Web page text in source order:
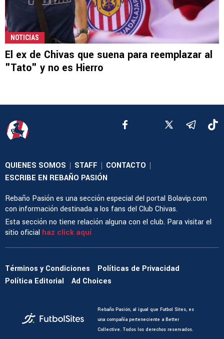
NOTICIAS
El ex de Chivas que suena para reemplazar al
"Tato" y no es Hierro
QUIENES SOMOS | STAFF | CONTACTO |
ESCRIBE EN REBAÑO PASIÓN
Rebaño Pasión es una sección especial del portal Bolavip.com
con información destinada a los fans del Club Chivas.
Esta sección no tiene relación alguna con el club. Para visitar el
sitio oficial haz click aquí
Términos y Condiciones
Políticas de Privacidad
Política Editorial
Ad Choices
Rebaño Pasión, al igual que Futbol Sites, es
una compañía perteneciente a Better
Collective. Todos los derechos reservados.